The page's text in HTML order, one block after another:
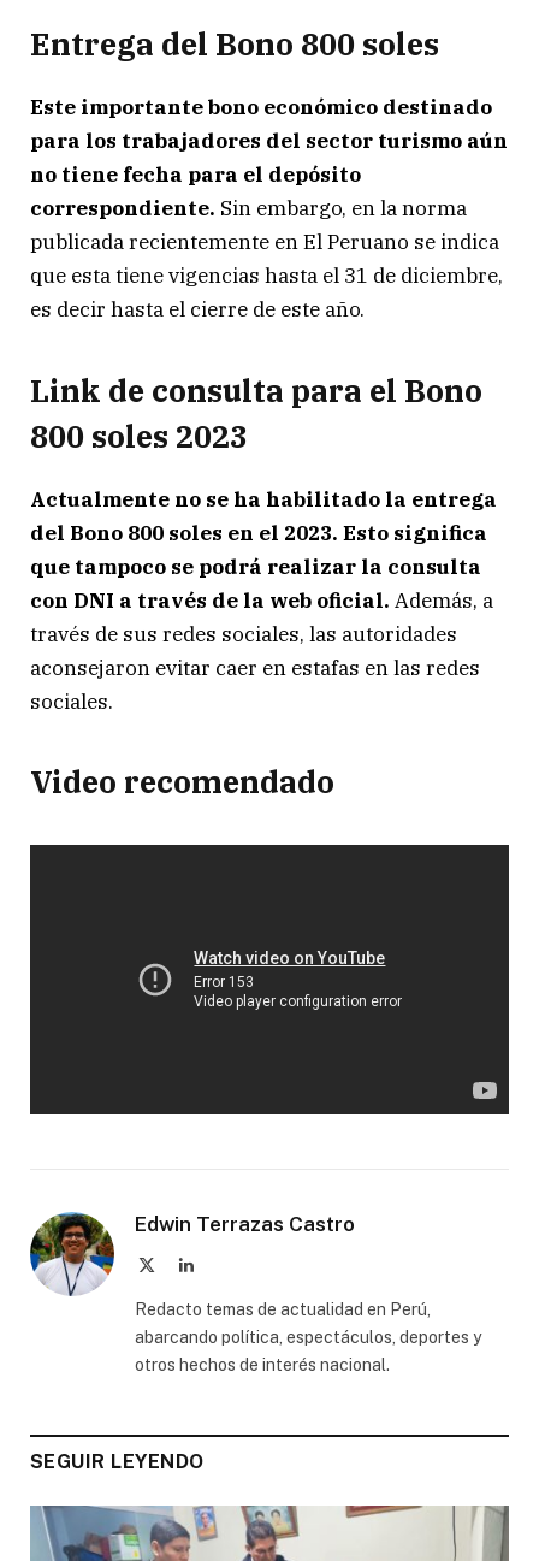
Entrega del Bono 800 soles
Este importante bono económico destinado
para los trabajadores del sector turismo aún
no tiene fecha para el depósito
correspondiente. Sin embargo, en la norma
publicada recientemente en El Peruano se indica
que esta tiene vigencias hasta el 31 de diciembre,
es decir hasta el cierre de este año.
Link de consulta para el Bono
800 soles 2023
Actualmente no se ha habilitado la entrega
del Bono 800 soles en el 2023. Esto significa
que tampoco se podrá realizar la consulta
con DNI a través de la web oficial. Además, a
través de sus redes sociales, las autoridades
aconsejaron evitar caer en estafas en las redes
sociales.
Video recomendado
Edwin Terrazas Castro
LinkedIn
Redacto temas de actualidad en Perú,
abarcando política, espectáculos, deportes y
otros hechos de interés nacional.
SEGUIR LEYENDO